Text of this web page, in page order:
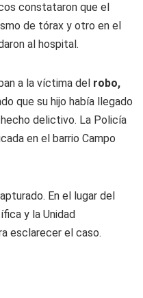
constataron que el
de tórax y otro en el
al hospital.
a la víctima del robo,
que su hijo había llegado
delictivo. La Policía
en el barrio Campo
En el lugar del
y la Unidad
esclarecer el caso.